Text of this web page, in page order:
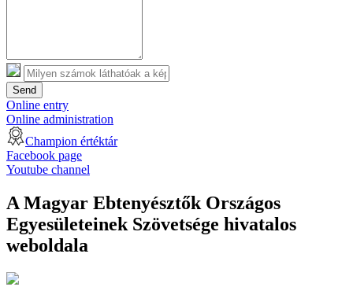
Send
Online entry
Online administration
Champion értéktár
Facebook page
Youtube channel
A Magyar Ebtenyésztők Országos
Egyesületeinek Szövetsége hivatalos
weboldala